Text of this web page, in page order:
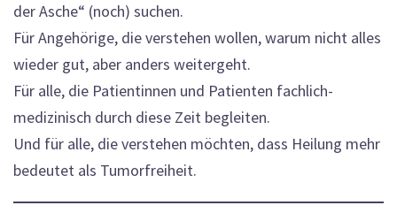
der Asche“ (noch) suchen.
Für Angehörige, die verstehen wollen, warum nicht alles
wieder gut, aber anders weitergeht.
Für alle, die Patientinnen und Patienten fachlich-
medizinisch durch diese Zeit begleiten.
Und für alle, die verstehen möchten, dass Heilung mehr
bedeutet als Tumorfreiheit.